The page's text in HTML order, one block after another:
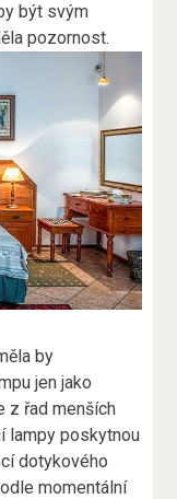
být svým
pozornost.
by
jen jako
z řad menších
lampy poskytnou
dotykového
momentální